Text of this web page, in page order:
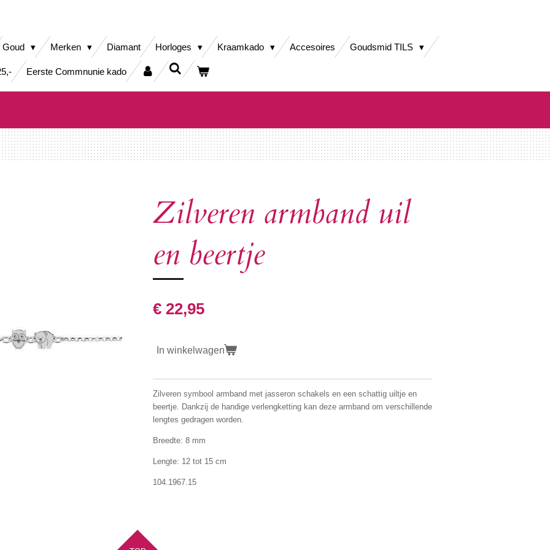
Goud Merken Diamant Horloges Kraamkado Accesoires Goudsmid TILS
Eerste Commnunie kado
Zilveren armband uil
en beertje
€ 22,95
In winkelwagen
Zilveren symbool armband met jasseron schakels en een schattig uiltje en
beertje. Dankzij de handige verlengketting kan deze armband om verschillende
lengtes gedragen worden.
Breedte: 8 mm
Lengte: 12 tot 15 cm
104.1967.15